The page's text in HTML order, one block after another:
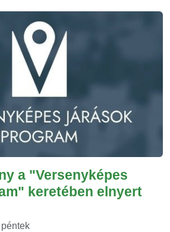
a "Versenyképes
keretében elnyert